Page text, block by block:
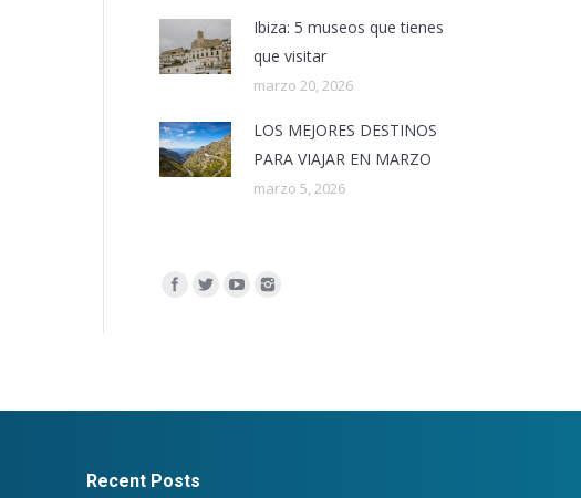
Ibiza: 5 museos que tienes
que visitar
marzo 20, 2026
LOS MEJORES DESTINOS
PARA VIAJAR EN MARZO
marzo 5, 2026
Encuéntranos en:
Recent Posts